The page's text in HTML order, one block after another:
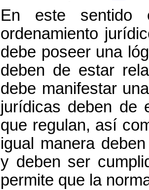
En este sentido
ordenamiento
debe poseer una
deben de estar
debe manifestar
jurídicas deben de
que regulan, así
igual manera
y deben ser
permite que la